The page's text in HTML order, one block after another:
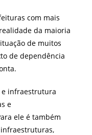
com mais
da maioria
de muitos
de dependência
e infraestrutura
e
ele é também